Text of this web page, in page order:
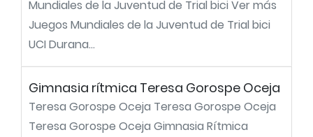
Mundiales de la Juventud de Trial bici Ver más
Juegos Mundiales de la Juventud de Trial bici
UCI Durana...
Gimnasia rítmica Teresa Gorospe Oceja
Teresa Gorospe Oceja Teresa Gorospe Oceja
Teresa Gorospe Oceja Gimnasia Rítmica